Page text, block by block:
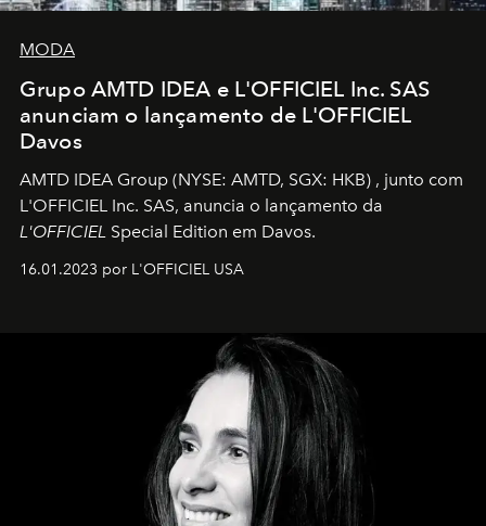
MODA
Grupo AMTD IDEA e L'OFFICIEL Inc. SAS
anunciam o lançamento de L'OFFICIEL
Davos
AMTD IDEA Group (NYSE: AMTD, SGX: HKB) , junto com
L'OFFICIEL Inc. SAS, anuncia o lançamento da
L'OFFICIEL Special Edition em Davos.
16.01.2023 por L'OFFICIEL USA